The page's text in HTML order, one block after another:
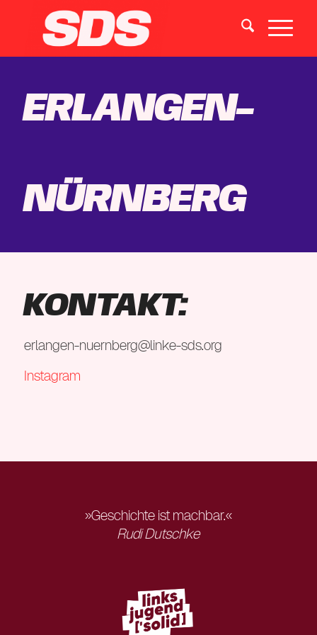
Erlangen-
Nürnberg
KONTAKT:
erlangen-nuernberg@linke-sds.org
Instagram
»Geschichte ist machbar.«
Rudi Dutschke